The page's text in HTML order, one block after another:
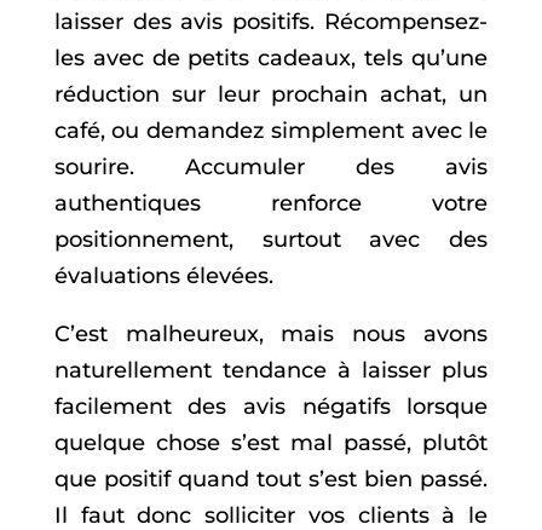
laisser des avis positifs. Récompensez-
les avec de petits cadeaux, tels qu’une
réduction sur leur prochain achat, un
café, ou demandez simplement avec le
sourire. Accumuler des avis
authentiques renforce votre
positionnement, surtout avec des
évaluations élevées.
C’est malheureux, mais nous avons
naturellement tendance à laisser plus
facilement des avis négatifs lorsque
quelque chose s’est mal passé, plutôt
que positif quand tout s’est bien passé.
Il faut donc solliciter vos clients à le